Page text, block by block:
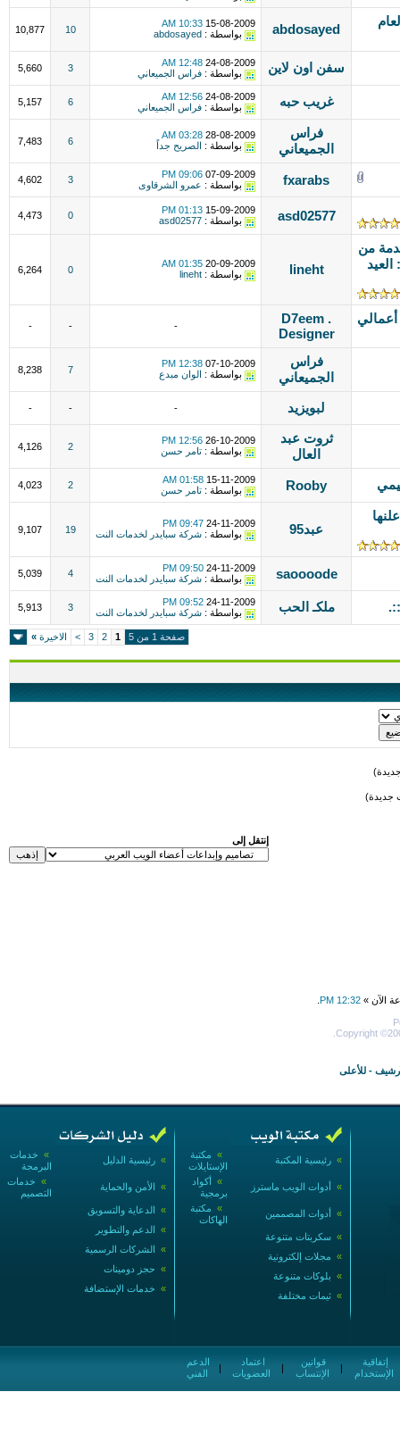
abdosayed
15-08-2009
10:33 AM
بواسطة : abdosayed
10
10,877
سفن اون لاين 24-08-2009
12:48 AM
بواسطة : فراس الجميعاني 3
5,660
غريب حبه 24-08-2009
12:56 AM
بواسطة : فراس الجميعاني 6
5,157
فراس
الجميعاني
28-08-2009
03:28 AM
بواسطة :
الصريح جداً 6
7,483
fxarabs
07-09-2009
09:06 PM
بواسطة : عمرو الشرقاوى 3
4,602
asd02577
15-09-2009
01:13 PM
بواسطة : asd02577
0
4,473
من
lineht
20-09-2009
01:35 AM
بواسطة : lineht
0
6,264
أعمالي
D7eem .
Designer
-
-
-
فراس
الجميعاني
07-10-2009
12:38 PM
بواسطة :
الوان مبدع 7
8,238
لبويزيد -
-
-
ثروت عبد
العال
26-10-2009
12:56 PM
بواسطة : تامر حسن 2
4,126
Rooby
15-11-2009
01:58 AM
بواسطة : تامر حسن 2
4,023
عبد95
24-11-2009
09:47 PM
بواسطة : شركة سبايدر لخدمات النت 19
9,107
saoooode
24-11-2009
09:50 PM
بواسطة : شركة سبايدر لخدمات النت 4
5,039
ملكـ الحب 24-11-2009
09:52 PM
بواسطة : شركة سبايدر لخدمات النت 3
5,913
صفحة 1 من 5 1
2
3
> الاخيرة »
جديدة)
إنتقل إلى
الآن » 12:32 PM
Copyright
- للأعلى
» خدمات
البرمجة
» رئيسية الدليل
» خدمات
التصميم
» الأمن والحماية
» الدعاية والتسويق
» الدعم والتطوير
» الشركات الرسمية
» حجز دومينات
» خدمات الإستضافة
» مكتبة
الإستايلات
» رئيسية المكتبة
» أكواد
برمجية
» أدوات الويب ماسترز
» مكتبة
الهاكات
» أدوات المصممين
» سكربتات متنوعة
» مجلات إلكترونية
» بلوكات متنوعة
» ثيمات مختلفة
الفني
|
العضويات
|
الإنتساب
|
الإستخدام